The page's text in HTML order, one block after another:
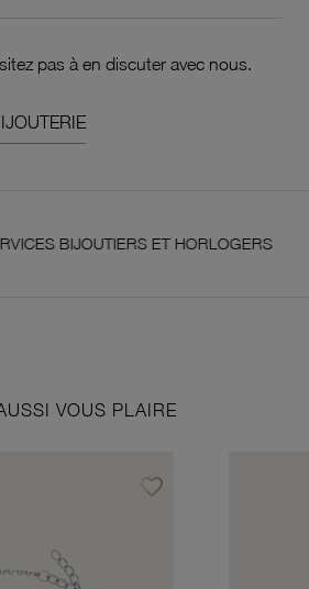
pas à en discuter avec nous.
BIJOUTIERS ET HORLOGERS
VOUS PLAIRE
favorite_borderAjouter à vos favoris